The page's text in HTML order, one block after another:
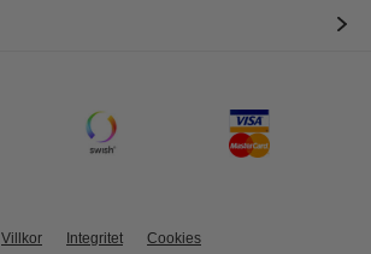
Villkor Integritet Cookies